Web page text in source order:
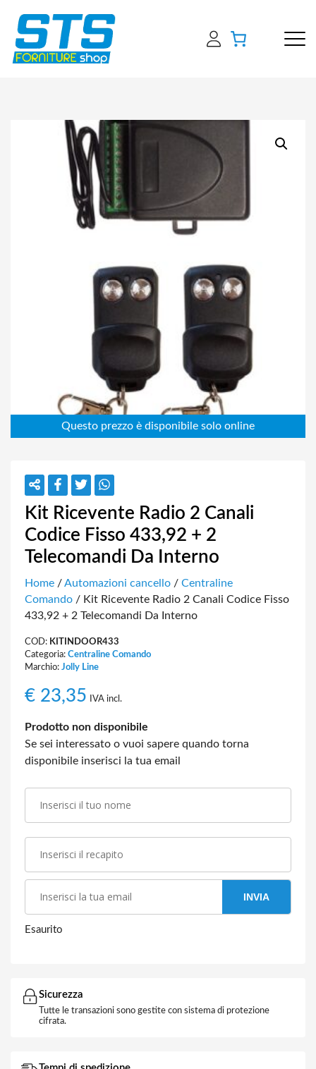
Kit Ricevente Radio 2 Canali
Codice Fisso 433,92 + 2
Telecomandi Da Interno
Home /Automazioni cancello / Centraline
Comando / Kit Ricevente Radio 2 Canali Codice Fisso
433,92 + 2 Telecomandi Da Interno
COD: KITINDOOR433
Categoria: Centraline Comando
Marchio: Jolly Line
€ 23,35 IVA incl.
Prodotto non disponibile
Se sei interessato o vuoi sapere quando torna
disponibile inserisci la tua email
INVIA
Esaurito
Sicurezza
Tutte le transazioni sono gestite con sistema di protezione
cifrata.